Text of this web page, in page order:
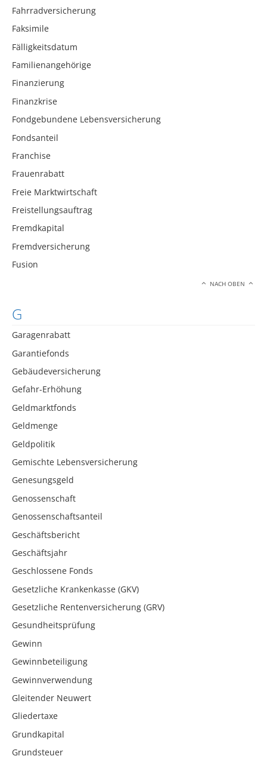
Fahrradversicherung
Faksimile
Fälligkeitsdatum
Familienangehörige
Finanzierung
Finanzkrise
Fondgebundene Lebensversicherung
Fondsanteil
Franchise
Frauenrabatt
Freie Marktwirtschaft
Freistellungsauftrag
Fremdkapital
Fremdversicherung
Fusion
NACH OBEN
G
Garagenrabatt
Garantiefonds
Gebäudeversicherung
Gefahr-Erhöhung
Geldmarktfonds
Geldmenge
Geldpolitik
Gemischte Lebensversicherung
Genesungsgeld
Genossenschaft
Genossenschaftsanteil
Geschäftsbericht
Geschäftsjahr
Geschlossene Fonds
Gesetzliche Krankenkasse (GKV)
Gesetzliche Rentenversicherung (GRV)
Gesundheitsprüfung
Gewinn
Gewinnbeteiligung
Gewinnverwendung
Gleitender Neuwert
Gliedertaxe
Grundkapital
Grundsteuer